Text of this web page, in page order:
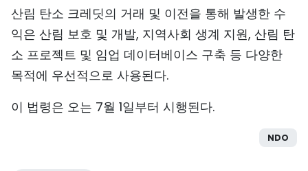
РУССКИЙ
ESPAÑOL
산림 탄소 크레딧의 거래 및 이전을 통해 발생한 수
익은 산림 보호 및 개발, 지역사회 생계 지원, 산림 탄
소 프로젝트 및 임업 데이터베이스 구축 등 다양한
목적에 우선적으로 사용된다.
이 법령은 오는 7월 1일부터 시행된다.
NDO